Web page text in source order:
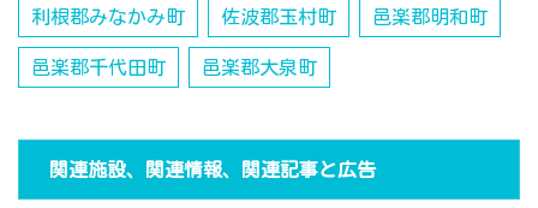
利根郡みなかみ町 佐波郡玉村町 邑楽郡明和町
邑楽郡千代田町 邑楽郡大泉町
関連施設、関連情報、関連記事と広告